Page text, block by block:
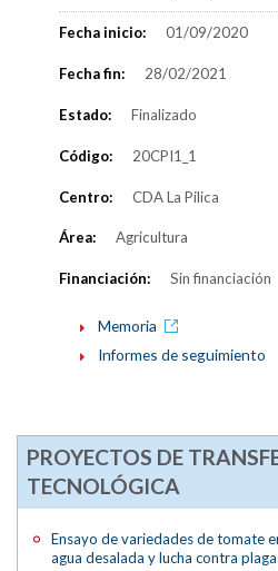
Fecha inicio: 01/09/2020
Fecha fin: 28/02/2021
Estado: Finalizado
Código: 20CPI1_1
Centro: CDA La Pilica
Área: Agricultura
Financiación: Sin financiación
Memoria
Informes de seguimiento
PROYECTOS DE
TECNOLÓGICA
Ensayo de variedades de tomate
agua desalada y lucha contra